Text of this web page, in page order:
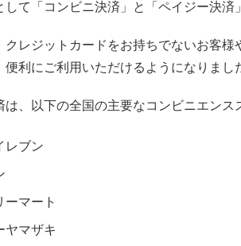
して「コンビニ決済」と「ペイジー決済
クレジットカードをお持ちでないお客
便利にご利用いただけるようになりまし
は、以下の全国の主要なコンビニエンス
レブン
ーマート
ヤマザキ